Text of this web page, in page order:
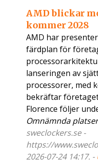
AMD blickar
kommer 2028
AMD har
färdplan för
lanseringen av
processorer, med
bekräftar
Florence följer
Omnämnda
sweclockers.se -
https://
2026-07-24 14:17. -